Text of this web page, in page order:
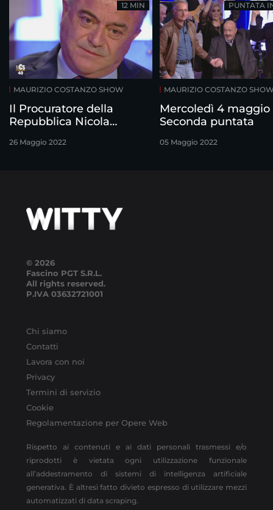
MAURIZIO COSTANZO SHOW
Il Procuratore della
Repubblica Nicola
Falcone
26 Maggio 2022
12 MIN
MAURIZIO COSTANZO
Mercoledì 4 maggio
Seconda puntata
05 Maggio 2022
PUNTATA
© 2026
Fascino PGT S.R.L.
All rights reserved.
P.IVA 03632721001
Chi siamo
Contatti
Lavora con noi
Privacy
Termini di servizio
Cookie
Regolamentazione per Opere Web
Rispetto ai contenuti e ai dati personali trasmessi e/o
riprodotti è vietata ogni utilizzazione funzionale
all’addestramento di sistemi di intelligenza artificiale
generativa. È altresì fatto divieto espresso di utilizzare mezzi
automatizzati di data scraping.